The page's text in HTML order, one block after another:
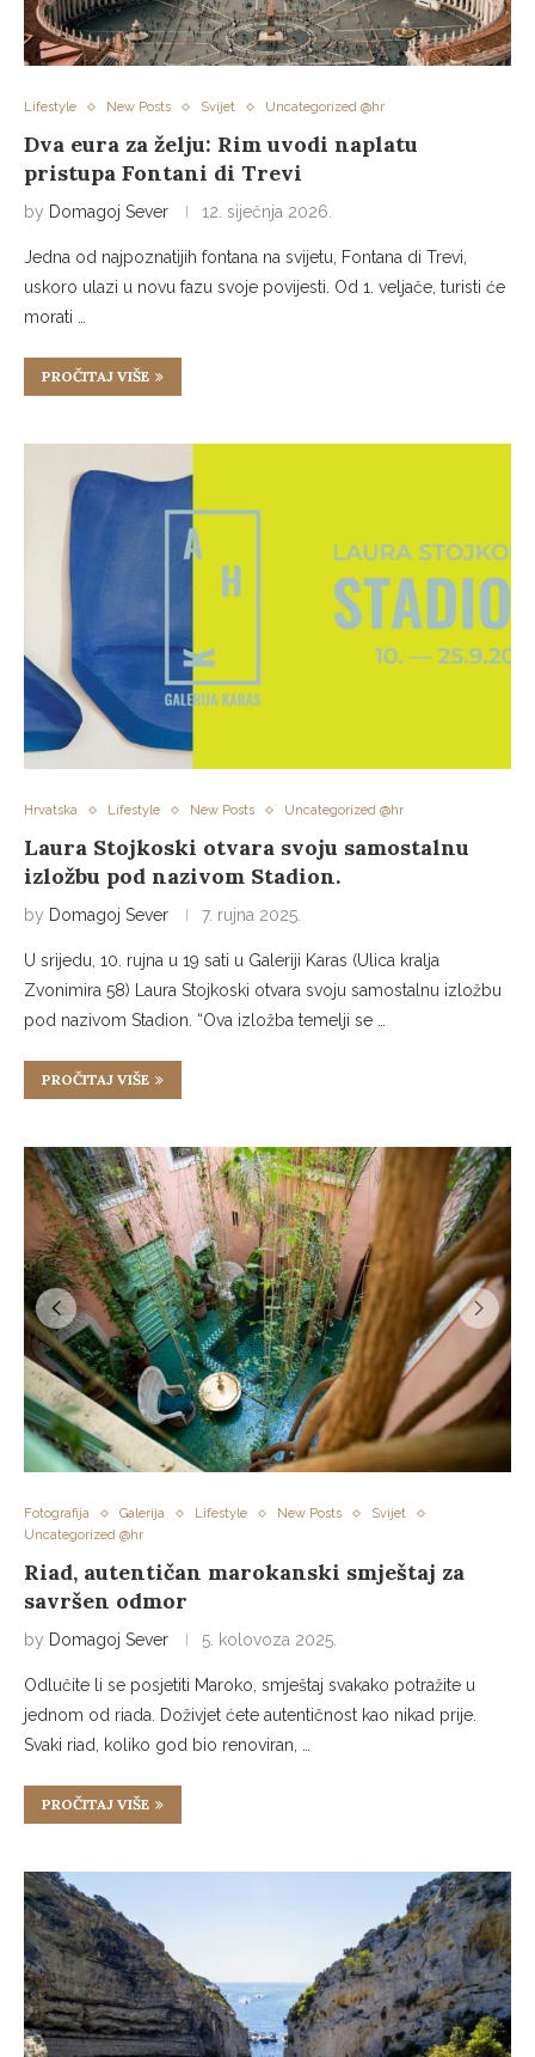
Lifestyle New Posts Svijet Uncategorized @hr
Dva eura za želju: Rim uvodi naplatu
pristupa Fontani di Trevi
by Domagoj Sever 12. siječnja 2026.
Jedna od najpoznatijih fontana na svijetu, Fontana di Trevi,
uskoro ulazi u novu fazu svoje povijesti. Od 1. veljače, turisti će
morati …
PROČITAJ VIŠE
Hrvatska Lifestyle New Posts Uncategorized @hr
Laura Stojkoski otvara svoju samostalnu
izložbu pod nazivom Stadion.
by Domagoj Sever 7. rujna 2025.
U srijedu, 10. rujna u 19 sati u Galeriji Karas (Ulica kralja
Zvonimira 58) Laura Stojkoski otvara svoju samostalnu izložbu
pod nazivom Stadion. “Ova izložba temelji se …
PROČITAJ VIŠE
Fotografija Galerija Lifestyle New Posts
Svijet
Uncategorized @hr
Riad, autentičan marokanski smještaj za
savršen odmor
by Domagoj Sever 5. kolovoza 2025.
Odlučite li se posjetiti Maroko, smještaj svakako potražite u
jednom od riada. Doživjet ćete autentičnost kao nikad prije.
Svaki riad, koliko god bio renoviran, …
PROČITAJ VIŠE